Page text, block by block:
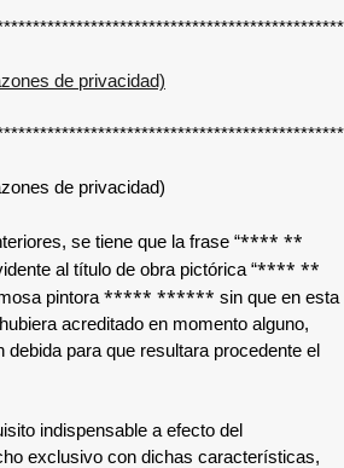
de privacidad)
de privacidad)
se tiene que la frase “**** **
al título de obra pictórica “**** **
pintora ***** ****** sin que en esta
acreditado en momento alguno,
para que resultara procedente el
indispensable a efecto del
exclusivo con dichas características,